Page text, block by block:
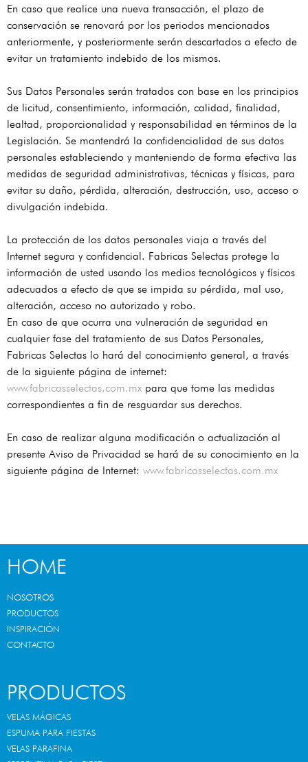
En caso que realice una nueva transacción, el plazo de
conservación se renovará por los periodos mencionados
anteriormente, y posteriormente serán descartados a efecto de
evitar un tratamiento indebido de los mismos.
Sus Datos Personales serán tratados con base en los principios
de licitud, consentimiento, información, calidad, finalidad,
lealtad, proporcionalidad y responsabilidad en términos de la
Legislación. Se mantendrá la confidencialidad de sus datos
personales estableciendo y manteniendo de forma efectiva las
medidas de seguridad administrativas, técnicas y físicas, para
evitar su daño, pérdida, alteración, destrucción, uso, acceso o
divulgación indebida.
La protección de los datos personales viaja a través del
Internet segura y confidencial. Fabricas Selectas protege la
información de usted usando los medios tecnológicos y físicos
adecuados a efecto de que se impida su pérdida, mal uso,
alteración, acceso no autorizado y robo.
En caso de que ocurra una vulneración de seguridad en
cualquier fase del tratamiento de sus Datos Personales,
Fabricas Selectas lo hará del conocimiento general, a través
de la siguiente página de internet:
www.fabricasselectas.com.mx para que tome las medidas
correspondientes a fin de resguardar sus derechos.
En caso de realizar alguna modificación o actualización al
presente Aviso de Privacidad se hará de su conocimiento en la
siguiente página de Internet: www.fabricasselectas.com.mx
HOME
NOSOTROS
PRODUCTOS
INSPIRACIÓN
CONTACTO
PRODUCTOS
VELAS MÁGICAS
ESPUMA PARA FIESTAS
VELAS PARAFINA